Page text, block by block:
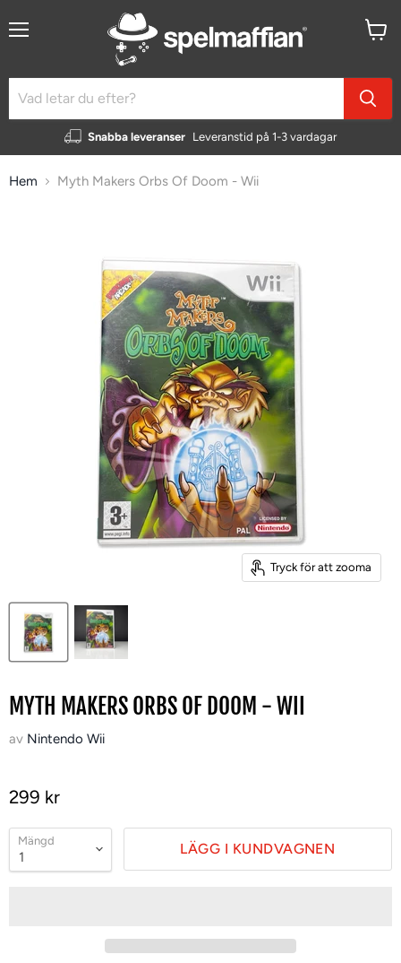
Snabba leveranser Leveranstid på 1-3 vardagar
Hem Myth Makers Orbs Of Doom - Wii
Tryck för att zooma
MYTH MAKERS ORBS OF DOOM - WII
av Nintendo Wii
299 kr
Mängd LÄGG I KUNDVAGNEN